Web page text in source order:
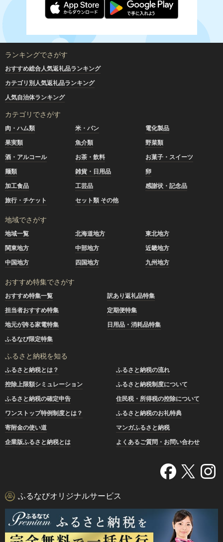
ランキングでさがす
おすすめ総合人気返礼品ランキング
カテゴリ別人気返礼品ランキング
人気自治体ランキング
カテゴリでさがす
肉・ハム類 米・パン
電化製品
果実類
魚介類
野菜類
酒・アルコール
お茶・飲料
お菓子・スイーツ
麺類
雑貨・日用品
卵
加工食品
工芸品
感謝状・記念品
旅行・チケット
セット類 その他
地域でさがす
地域一覧 北海道地方
東北地方
関東地方
中部地方
近畿地方
中国地方
四国地方 九州地方
おすすめ特集でさがす
おすすめ特集一覧
訳あり返礼品特集
担当者おすすめ特集
定期便特集
地元が誇る家電特集
日用品・消耗品特集
ふるなび限定特集
ふるさと納税を知る
ふるさと納税とは？
ふるさと納税の流れ
控除上限額シミュレーション
ふるさと納税制度について
ふるさと納税の確定申告
住民税・所得税の控除について
ワンストップ特例制度とは？
ふるさと納税のお礼特典
寄附金の使い道
マンガふるさと納税
企業版ふるさと納税とは
よくあるご質問・お問い合わせ
ふるなびオリジナルサービス